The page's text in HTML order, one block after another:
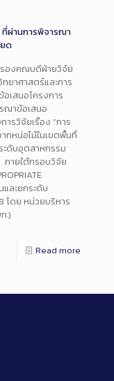
ผ่านการพิจารณา
ด
องคณบดีฝ่ายวิจัย
ยาศาสตร์และการ
เสนอโครงการ
ณาข้อเสนอ
รวิจัยเรื่อง “การ
หน่อไม้ในเขตพื้นที่
ะดับอุตสาหกรรม
ายใต้กรอบวิจัย
และยกระดับ
โดย หน่วยบริหาร
.)
Read more